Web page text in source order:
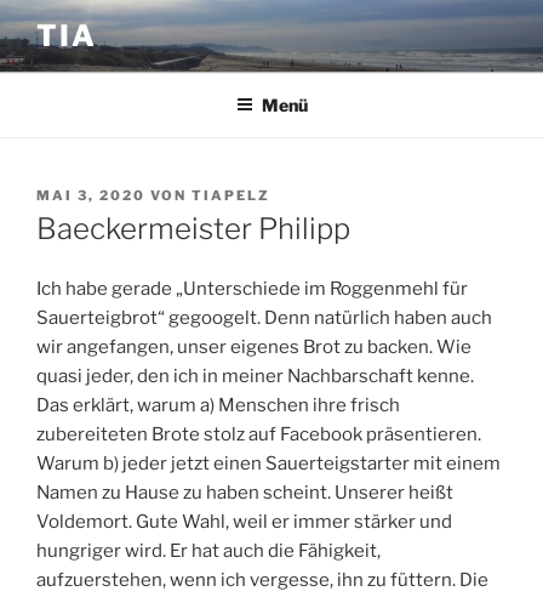
Zum
Inhalt
springen
TIA
Menü
VERÖFFENTLICHT
AM
MAI 3, 2020 VON TIAPELZ
Baeckermeister Philipp
Ich habe gerade „Unterschiede im Roggenmehl für
Sauerteigbrot“ gegoogelt. Denn natürlich haben auch
wir angefangen, unser eigenes Brot zu backen. Wie
quasi jeder, den ich in meiner Nachbarschaft kenne.
Das erklärt, warum a) Menschen ihre frisch
zubereiteten Brote stolz auf Facebook präsentieren.
Warum b) jeder jetzt einen Sauerteigstarter mit einem
Namen zu Hause zu haben scheint. Unserer heißt
Voldemort. Gute Wahl, weil er immer stärker und
hungriger wird. Er hat auch die Fähigkeit,
aufzuerstehen, wenn ich vergesse, ihn zu füttern. Die